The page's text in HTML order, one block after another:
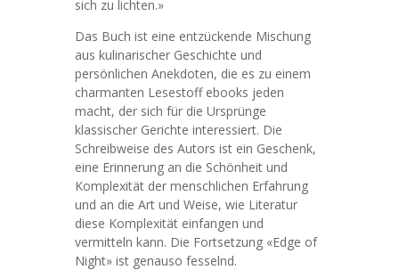
sich zu lichten.»
Das Buch ist eine entzückende Mischung
aus kulinarischer Geschichte und
persönlichen Anekdoten, die es zu einem
charmanten Lesestoff ebooks jeden
macht, der sich für die Ursprünge
klassischer Gerichte interessiert. Die
Schreibweise des Autors ist ein Geschenk,
eine Erinnerung an die Schönheit und
Komplexität der menschlichen Erfahrung
und an die Art und Weise, wie Literatur
diese Komplexität einfangen und
vermitteln kann. Die Fortsetzung «Edge of
Night» ist genauso fesselnd.